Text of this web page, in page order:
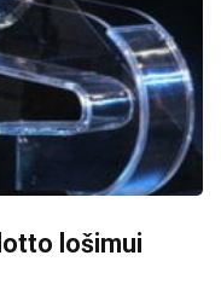
lošimui